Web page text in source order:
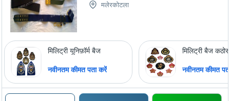
मलेरकोटला
मिलिट्री यूनिफ़ॉर्म बैज
नवीनतम कीमत पता करें
मिलिट्री बैज
नवीनतम कीमत